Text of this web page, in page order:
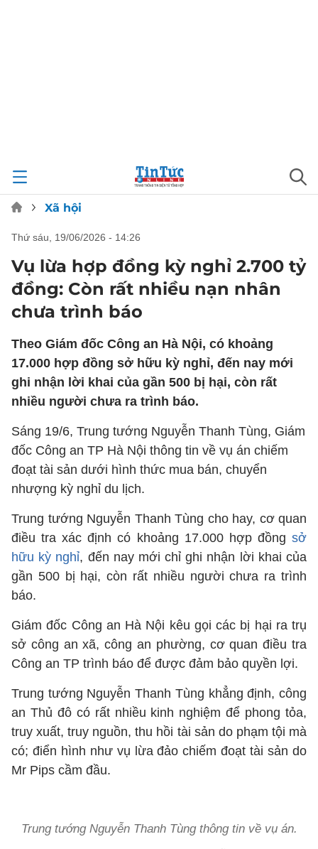
Xã hội
thứ sáu, 19/06/2026 - 14:26
Vụ lừa hợp đồng kỳ nghỉ 2.700 tỷ
đồng: Còn rất nhiều nạn nhân
chưa trình báo
Theo Giám đốc Công an Hà Nội, có khoảng
17.000 hợp đồng sở hữu kỳ nghỉ, đến nay mới
ghi nhận lời khai của gần 500 bị hại, còn rất
nhiều người chưa ra trình báo.
Sáng 19/6, Trung tướng Nguyễn Thanh Tùng, Giám
đốc Công an TP Hà Nội thông tin về vụ án chiếm
đoạt tài sản dưới hình thức mua bán, chuyển
nhượng kỳ nghỉ du lịch.
Trung tướng Nguyễn Thanh Tùng cho hay, cơ quan
điều tra xác định có khoảng 17.000 hợp đồng sở
hữu kỳ nghỉ, đến nay mới chỉ ghi nhận lời khai của
gần 500 bị hại, còn rất nhiều người chưa ra trình
báo.
Giám đốc Công an Hà Nội kêu gọi các bị hại ra trụ
sở công an xã, công an phường, cơ quan điều tra
Công an TP trình báo để được đảm bảo quyền lợi.
Trung tướng Nguyễn Thanh Tùng khẳng định, công
an Thủ đô có rất nhiều kinh nghiệm để phong tỏa,
truy xuất, truy nguồn, thu hồi tài sản do phạm tội mà
có; điển hình như vụ lừa đảo chiếm đoạt tài sản do
Mr Pips cầm đầu.
Trung tướng Nguyễn Thanh Tùng thông tin về vụ án.